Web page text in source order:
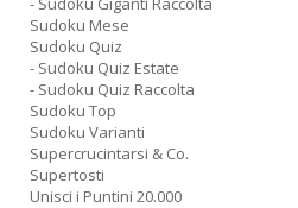
Sudoku Mese
Sudoku Quiz
- Sudoku Quiz Estate
- Sudoku Quiz Raccolta
Sudoku Top
Sudoku Varianti
Supercrucintarsi & Co.
Supertosti
Unisci i Puntini 20.000